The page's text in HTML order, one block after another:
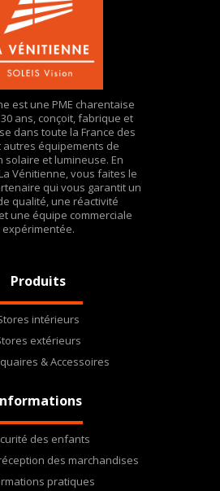
est une PME charentaise
ans, conçoit, fabrique et
dans toute la France des
autres équipements de
solaire et lumineuse. En
Vénitienne, vous faites le
qui vous garantit un
qualité, une réactivité
une équipe commerciale
expérimentée.
Produits
intérieurs
extérieurs
& Accessoires
des enfants
des marchandises
pratiques